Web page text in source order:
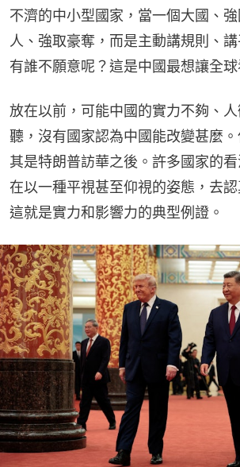
不濟的中小型國家，當一個大國、
人、強取豪奪，而是主動講規則、講
有誰不願意呢？這是中國最想讓全球
放在以前，可能中國的實力不夠、
聽，沒有國家認為中國能改變甚麼
其是特朗普訪華之後。許多國家的
在以一種平視甚至仰視的姿態，去認
這就是實力和影響力的典型例證。